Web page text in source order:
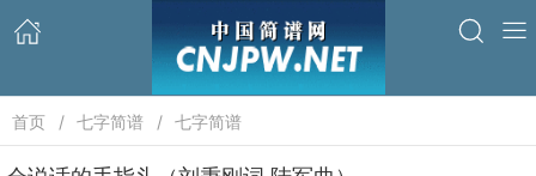
首页 七字简谱 七字简谱